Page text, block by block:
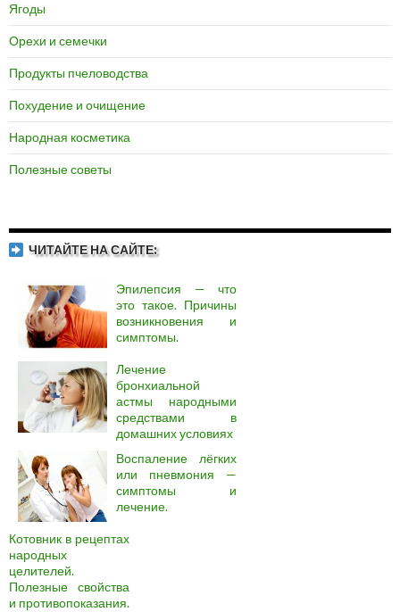
Ягоды
Орехи и семечки
Продукты пчеловодства
Похудение и очищение
Народная косметика
Полезные советы
ЧИТАЙТЕ НА САЙТЕ:
Эпилепсия — что
это такое. Причины
возникновения и
симптомы.
Лечение
бронхиальной
астмы народными
средствами в
домашних условиях
Воспаление лёгких
или пневмония —
симптомы и
лечение.
Котовник в рецептах
народных
целителей.
Полезные свойства
и противопоказания.